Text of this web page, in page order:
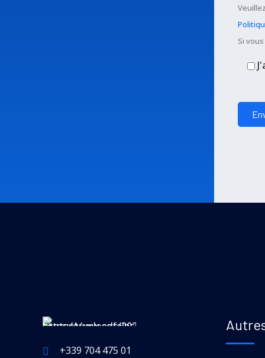
Si
+339 704 475 01